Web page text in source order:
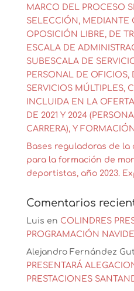
MARCO DEL PROCESO
SELECCIÓN, MEDIANTE
OPOSICIÓN LIBRE, DE
ESCALA DE
SUBESCALA DE
PERSONAL DE
SERVICIOS MÚLTIPLES,
INCLUIDA EN LA
DE 2021 Y 2024
CARRERA), Y
Bases reguladoras de la
para la formación de
deportistas, año 2023.
Comentarios
Luis en COLINDRES
PROGRAMACIÓN
Alejandro Fernández
PRESENTARÁ
PRESTACIONES